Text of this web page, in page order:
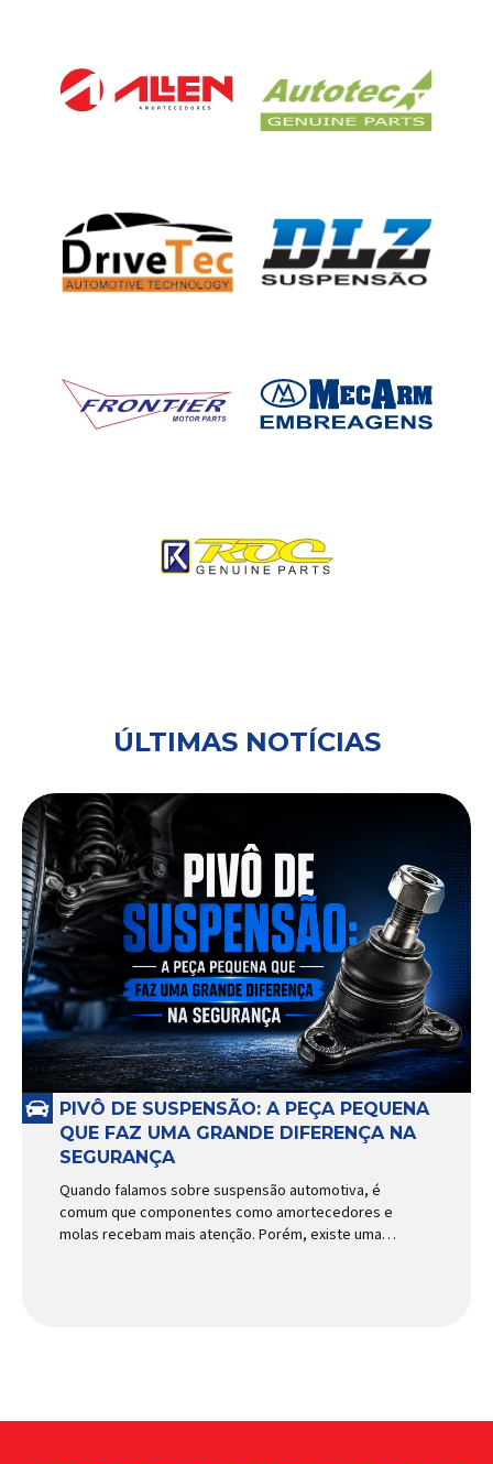
ÚLTIMAS NOTÍCIAS
PIVÔ DE SUSPENSÃO: A PEÇA PEQUENA
QUE FAZ UMA GRANDE DIFERENÇA NA
SEGURANÇA
Quando falamos sobre suspensão automotiva, é
comum que componentes como amortecedores e
molas recebam mais atenção. Porém, existe uma